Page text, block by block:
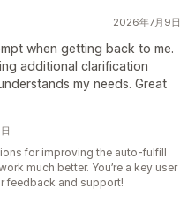
2026年7月9日
when getting back to me.
additional clarification
my needs. Great
for improving the auto-fulfill
much better. You’re a key user
feedback and support!